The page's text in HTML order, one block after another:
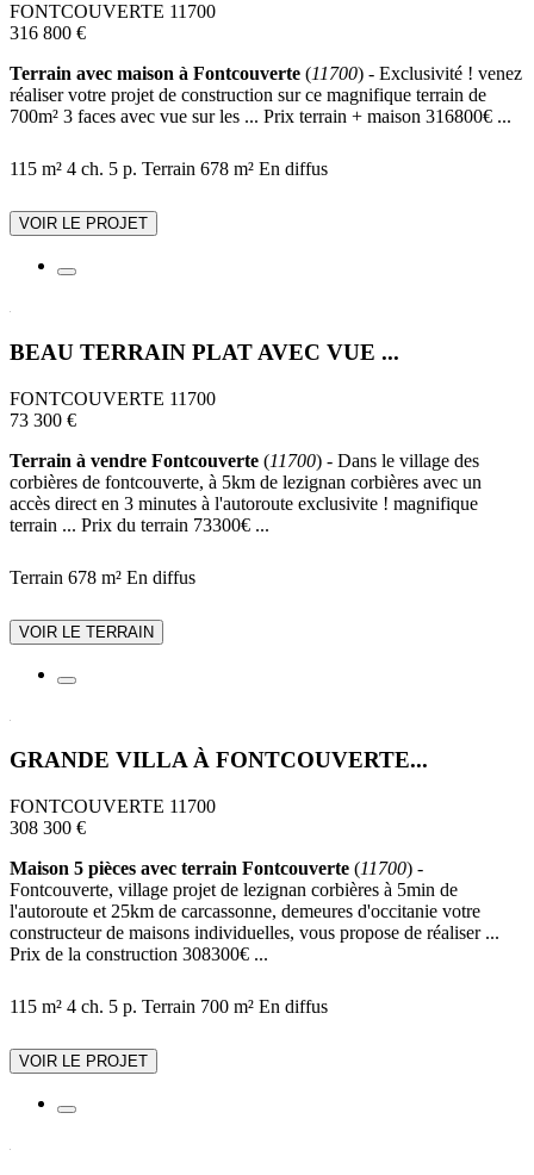
FONTCOUVERTE 11700
316 800 €
Terrain avec maison à Fontcouverte (11700) - Exclusivité ! venez
réaliser votre projet de construction sur ce magnifique terrain de
700m² 3 faces avec vue sur les ... Prix terrain + maison 316800€ ...
115 m² 4 ch. 5 p. Terrain 678 m² En diffus
VOIR LE PROJET
BEAU TERRAIN PLAT AVEC VUE ...
FONTCOUVERTE 11700
73 300 €
Terrain à vendre Fontcouverte (11700) - Dans le village des
corbières de fontcouverte, à 5km de lezignan corbières avec un
accès direct en 3 minutes à l'autoroute exclusivite ! magnifique
terrain ... Prix du terrain 73300€ ...
Terrain 678 m² En diffus
VOIR LE TERRAIN
GRANDE VILLA À FONTCOUVERTE...
FONTCOUVERTE 11700
308 300 €
Maison 5 pièces avec terrain Fontcouverte (11700) -
Fontcouverte, village projet de lezignan corbières à 5min de
l'autoroute et 25km de carcassonne, demeures d'occitanie votre
constructeur de maisons individuelles, vous propose de réaliser ...
Prix de la construction 308300€ ...
115 m² 4 ch. 5 p. Terrain 700 m² En diffus
VOIR LE PROJET